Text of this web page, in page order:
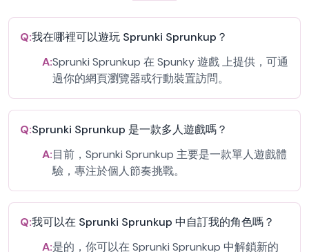
Q:我在哪裡可以遊玩 Sprunki Sprunkup？
A:Sprunki Sprunkup 在 Spunky 遊戲 上提供，可通
過你的網頁瀏覽器或行動裝置訪問。
Q:Sprunki Sprunkup 是一款多人遊戲嗎？
A:目前，Sprunki Sprunkup 主要是一款單人遊戲體
驗，專注於個人節奏挑戰。
Q:我可以在 Sprunki Sprunkup 中自訂我的角色嗎？
A:是的，你可以在 Sprunki Sprunkup 中解鎖新的